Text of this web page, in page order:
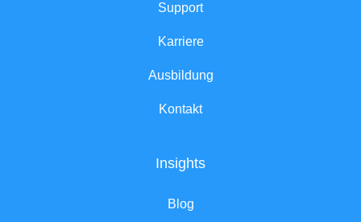
Support
Karriere
Ausbildung
Kontakt
Insights
Blog